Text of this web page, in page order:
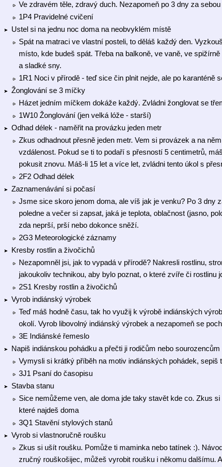
Ve zdravém těle, zdravý duch. Nezapomeň po 3 dny za
1P4 Pravidelné cvičení
Ustel si na jednu noc doma na neobvyklém místě
Spát na matraci ve vlastní posteli, to děláš každý den.
místo, kde budeš spát. Třeba na balkoně, ve vaně, ve
a sladké sny.
1R1 Noci v přírodě - teď sice čin plnit nejde, ale po karanténě
Žonglování se 3 míčky
Házet jedním míčkem dokáže každý. Zvládni žonglovat se
1W10 Žonglování (jen velká lóže - starší)
Odhad délek - naměřit na provázku jeden metr
Zkus odhadnout přesně jeden metr. Vem si provázek a na
vzdálenost. Pokud se ti to podaří s přesností 5 centimetrů,
pokusit znovu. Máš-li 15 let a více let, zvládni tento úkol s
2F2 Odhad délek
Zaznamenávání si počasí
Jsme sice skoro jenom doma, ale víš jak je venku? Po 3 dny
poledne a večer si zapsat, jaká je teplota, oblačnost (jasno,
zda neprší, prší nebo dokonce sněží.
2G3 Meteorologické záznamy
Kresby rostlin a živočichů
Nezapomněl jsi, jak to vypadá v přírodě? Nakresli rostlinu,
jakoukoliv technikou, aby bylo poznat, o které zvíře či rostlinu
2S1 Kresby rostlin a živočichů
Vyrob indiánský výrobek
Teď máš hodně času, tak ho využij k výrobě indiánských
okolí. Vyrob libovolný indiánský výrobek a nezapomeň se
3E Indiánské řemeslo
Napiš indiánskou pohádku a přečti ji rodičům nebo sourozencům
Vymysli si krátký příběh na motiv indiánských pohádek, sepiš
3J1 Psaní do časopisu
Stavba stanu
Sice nemůžeme ven, ale doma jde taky stavět kde co. Zkus
které najdeš doma
3Q1 Stavění stylových stanů
Vyrob si vlastnoručně roušku
Zkus si ušít roušku. Pomůže ti maminka nebo tatínek :).
zručný rouškošijec, můžeš vyrobit roušku i někomu dalšímu.